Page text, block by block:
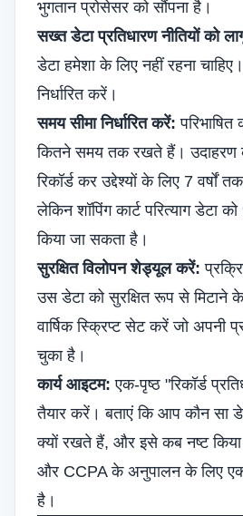
भुगतान प्रोसेसर को सौंपना है।
सख्त डेटा प्रतिधारण नीतियों को
डेटा हमेशा के लिए नहीं रहना चाहिए।
निर्धारित करें।
समय सीमा निर्धारित करें:
कितने समय तक रखते हैं। उदाहरण
रिकॉर्ड कर उद्देश्यों के लिए 7
लेकिन शॉपिंग कार्ट परित्याग डेटा
किया जा सकता है।
सुरक्षित विलोपन शेड्यूल करें:
उस डेटा को सुरक्षित रूप से मिटाने
वार्षिक स्क्रिप्ट सेट करें जो अपनी
चुका है।
कार्य आइटम: एक-पृष्ठ "रिकॉर्ड
तैयार करें। बताएं कि आप कौन सा
क्यों रखते हैं, और इसे कब नष्ट
और CCPA के अनुपालन के लिए एक
है।